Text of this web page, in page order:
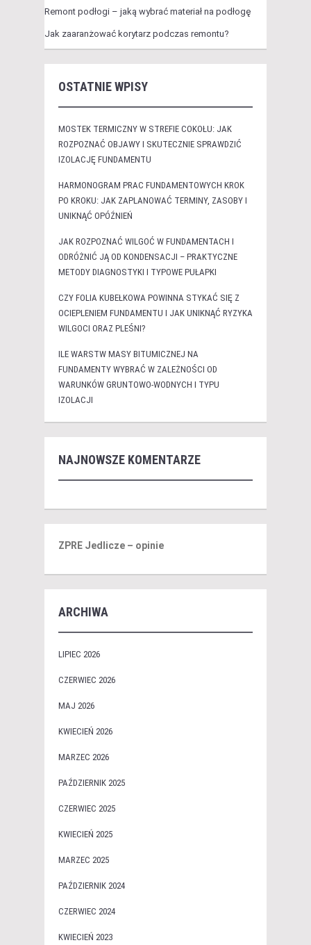
Remont podłogi – jaką wybrać materiał na podłogę
Jak zaaranżować korytarz podczas remontu?
OSTATNIE WPISY
MOSTEK TERMICZNY W STREFIE COKOŁU: JAK
ROZPOZNAĆ OBJAWY I SKUTECZNIE SPRAWDZIĆ
IZOLACJĘ FUNDAMENTU
HARMONOGRAM PRAC FUNDAMENTOWYCH KROK
PO KROKU: JAK ZAPLANOWAĆ TERMINY, ZASOBY I
UNIKNĄĆ OPÓŹNIEŃ
JAK ROZPOZNAĆ WILGOĆ W FUNDAMENTACH I
ODRÓŻNIĆ JĄ OD KONDENSACJI – PRAKTYCZNE
METODY DIAGNOSTYKI I TYPOWE PUŁAPKI
CZY FOLIA KUBEŁKOWA POWINNA STYKAĆ SIĘ Z
OCIEPLENIEM FUNDAMENTU I JAK UNIKNĄĆ RYZYKA
WILGOCI ORAZ PLEŚNI?
ILE WARSTW MASY BITUMICZNEJ NA
FUNDAMENTY WYBRAĆ W ZALEŻNOŚCI OD
WARUNKÓW GRUNTOWO-WODNYCH I TYPU
IZOLACJI
NAJNOWSZE KOMENTARZE
ZPRE Jedlicze – opinie
ARCHIWA
LIPIEC 2026
CZERWIEC 2026
MAJ 2026
KWIECIEŃ 2026
MARZEC 2026
PAŹDZIERNIK 2025
CZERWIEC 2025
KWIECIEŃ 2025
MARZEC 2025
PAŹDZIERNIK 2024
CZERWIEC 2024
KWIECIEŃ 2023